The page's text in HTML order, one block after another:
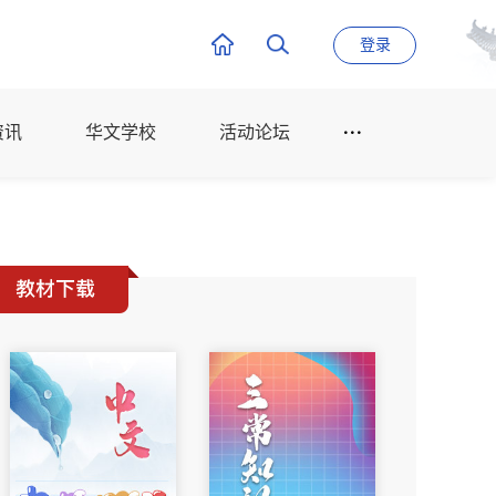
登录
讯 华文学校 活动论坛